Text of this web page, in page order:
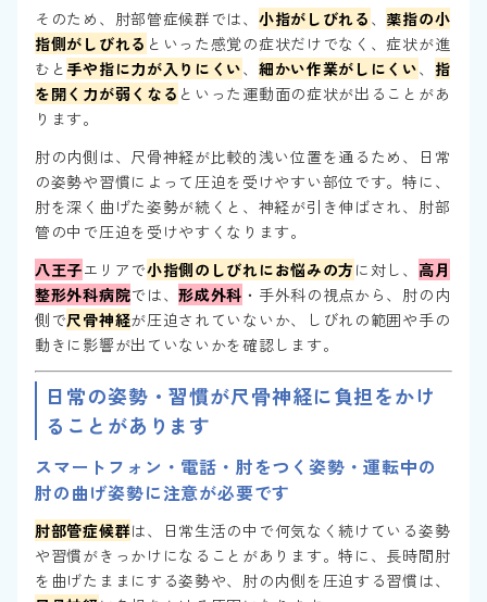
そのため、肘部管症候群では、 小指がしびれる 、 薬指の小
指側がしびれる といった感覚の症状だけでなく、症状が進
むと 手や指に力が入りにくい、 細かい作業がしにくい、 指
を開く力が弱くなる といった運動面の症状が出ることがあ
ります。
肘の内側は、尺骨神経が比較的浅い位置を通るため、日常
の姿勢や習慣によって圧迫を受けやすい部位です。特に、
肘を深く曲げた姿勢が続くと、神経が引き伸ばされ、肘部
管の中で圧迫を受けやすくなります。
八王子エリアで小指側のしびれにお悩みの方 に対し、 高月
整形外科病院では、形成外科 ・手外科の視点から、肘の内
側で尺骨神経が圧迫されていないか、しびれの範囲や手の
動きに影響が出ていないかを確認します。
日常の姿勢・習慣が尺骨神経に負担をかけ
ることがあります
スマートフォン・電話・肘をつく姿勢・運転中の
肘の曲げ姿勢に注意が必要です
肘部管症候群は、日常生活の中で何気なく続けている姿勢
や習慣がきっかけになることがあります。特に、長時間肘
を曲げたままにする姿勢や、肘の内側を圧迫する習慣は、